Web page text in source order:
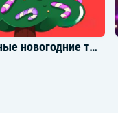
Зарубежные новогодние треки